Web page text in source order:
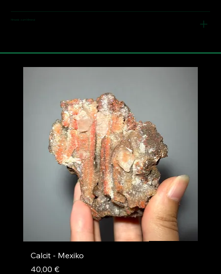
Hinweis zum Mineral
Calcit - Mexiko
Preis
40,00 €